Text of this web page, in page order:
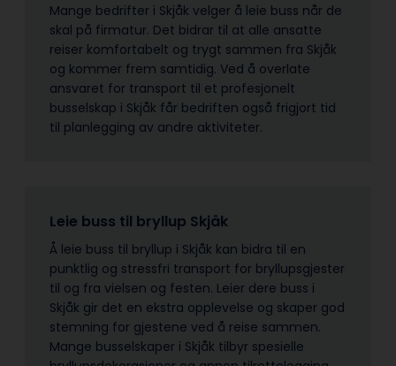
Mange bedrifter i Skjåk velger å leie buss når de
skal på firmatur. Det bidrar til at alle ansatte
reiser komfortabelt og trygt sammen fra Skjåk
og kommer frem samtidig. Ved å overlate
ansvaret for transport til et profesjonelt
busselskap i Skjåk får bedriften også frigjort tid
til planlegging av andre aktiviteter.
Leie buss til bryllup Skjåk
Å leie buss til bryllup i Skjåk kan bidra til en
punktlig og stressfri transport for bryllupsgjester
til og fra vielsen og festen. Leier dere buss i
Skjåk gir det en ekstra opplevelse og skaper god
stemning for gjestene ved å reise sammen.
Mange busselskaper i Skjåk tilbyr spesielle